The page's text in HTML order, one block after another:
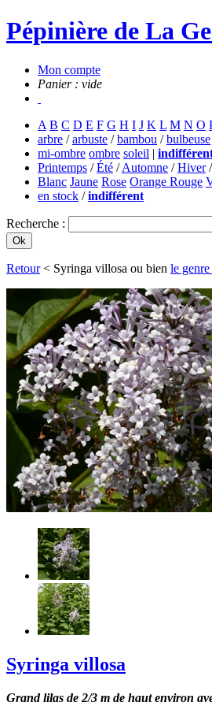
Pépinière de La
Mon compte
Panier : vide
A B C D E F G H I J K L M N O
arbre /arbuste /bambou /bulbeuse
mi-ombre ombre soleil |
Printemps /Été /Automne /Hiver/
Blanc Jaune Rose Orange Rouge
en stock /indifférent
Recherche :
Retour< Syringa villosa ou bien le
Syringa villosa
Grand lilas de 2/3 m de haut environ